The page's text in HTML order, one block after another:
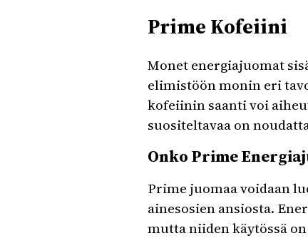
Prime Kofeiini
Monet energiajuomat
elimistöön monin eri
kofeiinin saanti voi
suositeltavaa on
Onko Prime
Prime juomaa voidaan
ainesosien ansiosta.
mutta niiden käytössä